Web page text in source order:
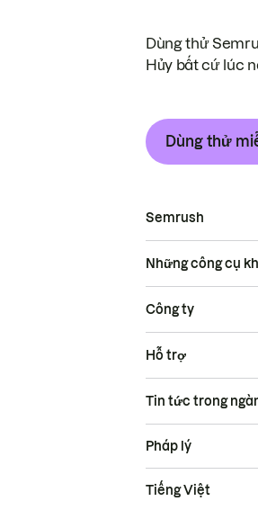
Dùng thử
Hủy bất cứ lúc
Dùng thử
Semrush
Những công cụ
Công ty
Hỗ trợ
Tin tức trong
Pháp lý
Tiếng Việt